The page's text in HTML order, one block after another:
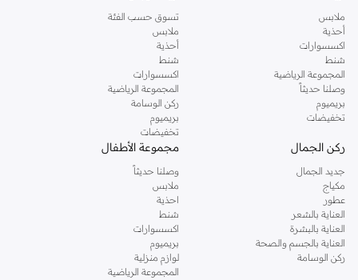
ملابس
أحذية
اكسسوارات
شنط
المجموعة الرياضية
وصلنا حديثاً
بريميوم
تخفيضات
تسوق حسب الفئة
ملابس
أحذية
شنط
اكسسوارات
المجموعة الرياضية
ركن الوسامة
بريميوم
تخفيضات
ركن الجمال
جديد الجمال
مكياج
عطور
العناية بالشعر
العناية بالبشرة
العناية بالجسم والصحة
ركن الوسامة
مجموعة الأطفال
وصلنا حديثاً
ملابس
احذية
شنط
اكسسوارات
بريميوم
لوازم منزلية
المجموعة الرياضية